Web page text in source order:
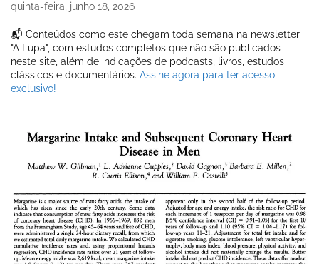
quinta-feira, junho 18, 2026
📬 Conteúdos como este chegam toda semana na newsletter
"A Lupa", com estudos completos que não são publicados
neste site, além de indicações de podcasts, livros, estudos
clássicos e documentários. Assine agora para ter acesso
exclusivo!